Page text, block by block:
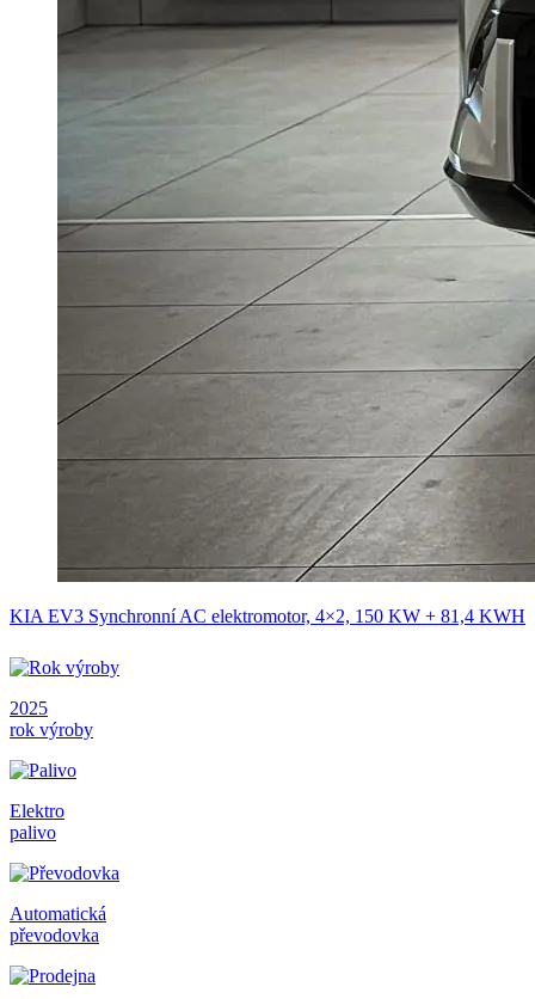
KIA EV3 Synchronní AC elektromotor, 4×2, 150 KW + 81,4 KWH
2025
rok výroby
Elektro
palivo
Automatická
převodovka